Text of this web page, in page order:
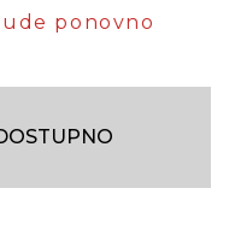
ponovno